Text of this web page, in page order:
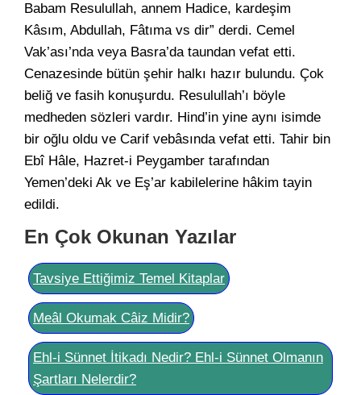
Babam Resulullah, annem Hadice, kardeşim
Kâsım, Abdullah, Fâtıma vs dir” derdi. Cemel
Vak’ası’nda veya Basra’da taundan vefat etti.
Cenazesinde bütün şehir halkı hazır bulundu. Çok
beliğ ve fasih konuşurdu. Resulullah’ı böyle
medheden sözleri vardır. Hind’in yine aynı isimde
bir oğlu oldu ve Carif vebâsında vefat etti. Tahir bin
Ebî Hâle, Hazret-i Peygamber tarafından
Yemen’deki Ak ve Eş’ar kabilelerine hâkim tayin
edildi.
En Çok Okunan Yazılar
Tavsiye Ettiğimiz Temel Kitaplar
Meâl Okumak Câiz Midir?
Ehl-i Sünnet İtikadı Nedir? Ehl-i Sünnet Olmanın
Şartları Nelerdir?